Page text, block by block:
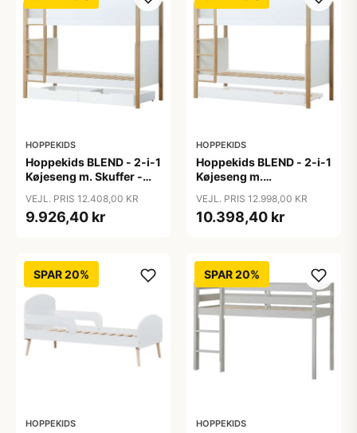
HOPPEKIDS
Hoppekids BLEND - 2-i-1
Køjeseng m. Skuffer -
VEJL. PRIS 12.408,00 KR
9.926,40 kr
HOPPEKIDS
Hoppekids BLEND - 2-i-1
Køjeseng m.
cm - Egetræ
VEJL. PRIS 12.998,00 KR
10.398,40 kr
SPAR 20%
HOPPEKIDS
SPAR 20%
HOPPEKIDS